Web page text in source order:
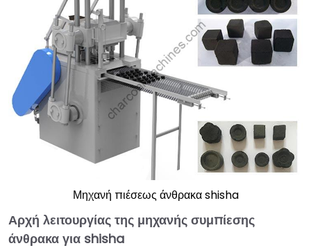
Μηχανή πιέσεως άνθρακα shisha
Αρχή λειτουργίας της μηχανής συμπίεσης
άνθρακα για shisha